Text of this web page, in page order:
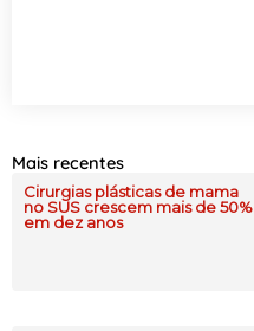
Mais recentes
Cirurgias plásticas de mama
no SUS crescem mais de 50%
em dez anos